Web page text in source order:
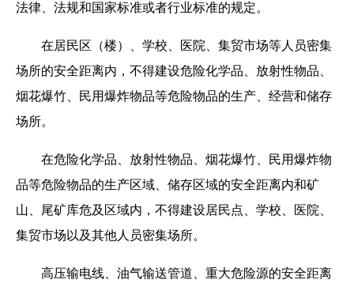
法律、法规和国家标准或者行业标准的规定。
在居民区（楼）、学校、医院、集贸市场等人员密集
场所的安全距离内，不得建设危险化学品、放射性物品、
烟花爆竹、民用爆炸物品等危险物品的生产、经营和储存
场所。
在危险化学品、放射性物品、烟花爆竹、民用爆炸物
品等危险物品的生产区域、储存区域的安全距离内和矿
山、尾矿库危及区域内，不得建设居民点、学校、医院、
集贸市场以及其他人员密集场所。
高压输电线、油气输送管道、重大危险源的安全距离